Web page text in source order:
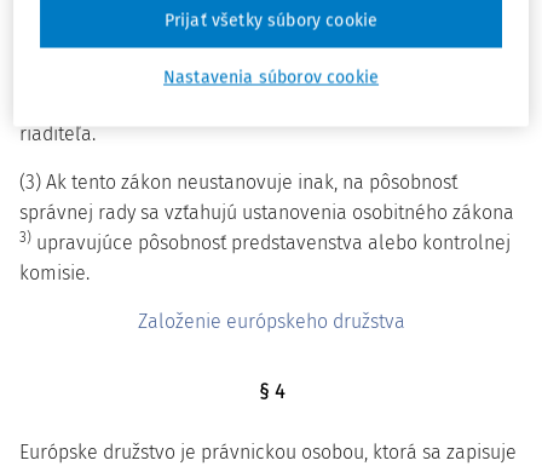
pôsobnosť kontrolnej komisie, rozumie sa tým, v prípade
európskeho družstva, ktoré má podľa stanov monistický
systém, pôsobnosť správnej rady, ak z ustanovenia tohto
riaditeľa.
(3) Ak tento zákon neustanovuje inak, na pôsobnosť
správnej rady sa vzťahujú ustanovenia osobitného zákona
3) upravujúce pôsobnosť predstavenstva alebo kontrolnej
komisie.
Založenie európskeho družstva
§ 4
Európske družstvo je právnickou osobou, ktorá sa zapisuje
Nastavenia súborov cookie
Prijať všetky súbory cookie